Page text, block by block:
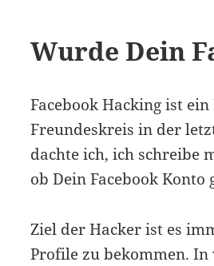
Wurde Dein
Facebook Hacking ist
Freundeskreis in der
dachte ich, ich schreibe
ob Dein Facebook
Ziel der Hacker ist es
Profile zu bekommen.